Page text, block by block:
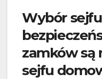
Wybór
zamków są
sejfu